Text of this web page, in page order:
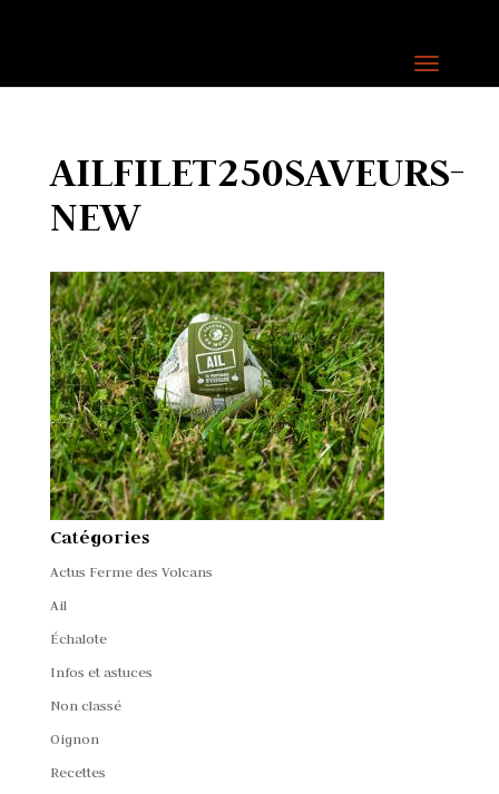
AILFILET250SAVEURS-
NEW
Catégories
Actus Ferme des Volcans
Ail
Échalote
Infos et astuces
Non classé
Oignon
Recettes